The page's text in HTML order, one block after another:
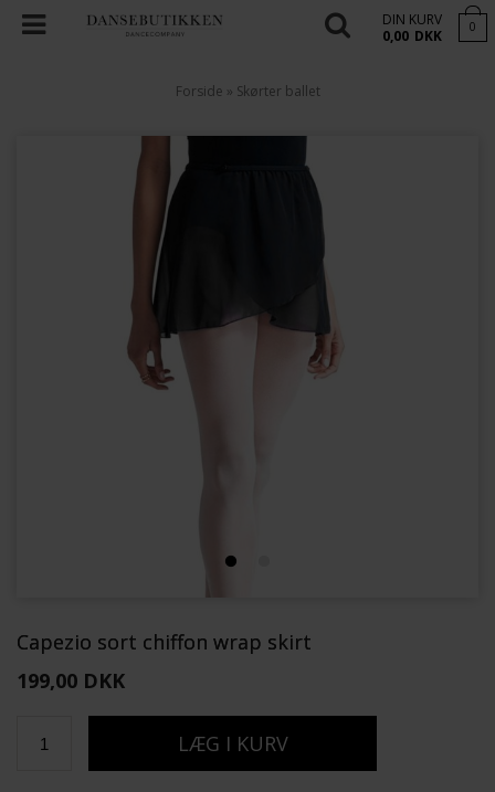
DIN KURV
0,00 DKK 0
Forside » Skørter ballet
Capezio sort chiffon wrap skirt
199,00 DKK